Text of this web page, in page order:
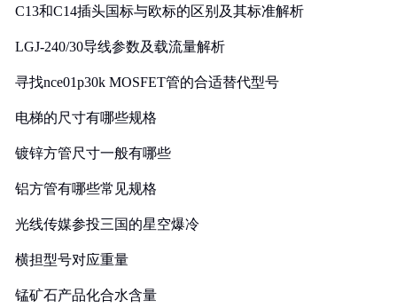
C13和C14插头国标与欧标的区别及其标准解析
LGJ-240/30导线参数及载流量解析
寻找nce01p30k MOSFET管的合适替代型号
电梯的尺寸有哪些规格
镀锌方管尺寸一般有哪些
铝方管有哪些常见规格
光线传媒参投三国的星空爆冷
横担型号对应重量
锰矿石产品化合水含量